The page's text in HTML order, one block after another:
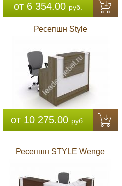
от 6 354.00 руб.
Ресепшн Style
от 10 275.00 руб.
Ресепшн STYLE Wenge